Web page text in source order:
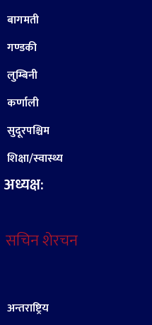
बागमती
गण्डकी
लुम्बिनी
कर्णाली
सुदूरपश्चिम
शिक्षा/स्वास्थ्य
अध्यक्ष:
सचिन शेरचन
अन्तराष्ट्रिय